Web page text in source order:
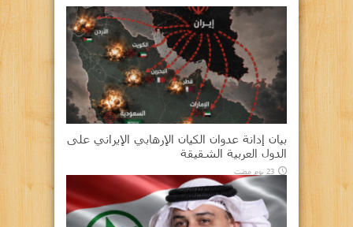
بيان إدانة عدوان الكيان الإرهابي الإيراني على
الدول العربية الشقيقة
23 يوم مضت